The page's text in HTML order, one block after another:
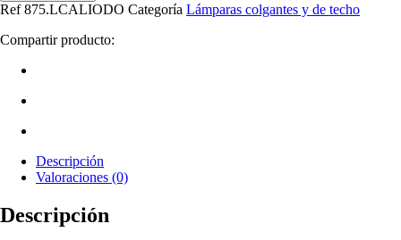
Ref 875.LCALIODO Categoría Lámparas colgantes y de techo
Compartir producto:
Descripción
Valoraciones (0)
Descripción